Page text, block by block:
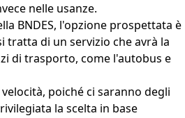
nelle usanze.
BNDES, l'opzione prospettata è
tratta di un servizio che avrà la
di trasporto, come l'autobus e
poiché ci saranno degli
la scelta in base